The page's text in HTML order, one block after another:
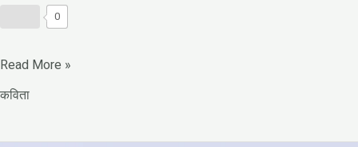
0
Read More »
कविता